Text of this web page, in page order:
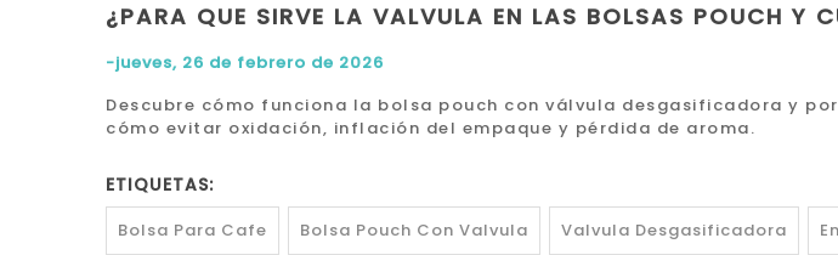
¿PARA QUE SIRVE LA VALVULA EN LAS BOLSAS POUCH Y
-jueves, 26 de febrero de 2026
Descubre cómo funciona la bolsa pouch con válvula desgasificadora y
cómo evitar oxidación, inflación del empaque y pérdida de aroma.
ETIQUETAS:
Bolsa Para Cafe Bolsa Pouch Con Valvula Valvula Desgasificadora